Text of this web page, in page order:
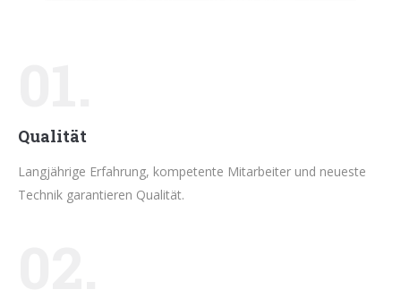
Qualität
Langjährige Erfahrung, kompetente Mitarbeiter und neueste
Technik garantieren Qualität.